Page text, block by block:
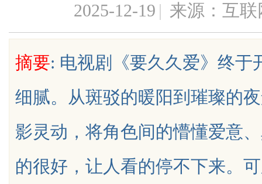
uz
2025-12-19 | 来源：互联
摘要: 电视剧《要久久爱》终于
细腻。从斑驳的暖阳到璀璨的
影灵动，将角色间的懵懂爱意
的很好，让人看的停不下来。
发体系全解析